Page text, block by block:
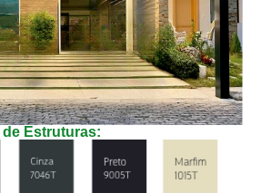
Estruturas: